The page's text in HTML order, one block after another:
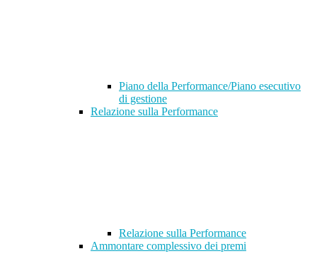
Piano della Performance/Piano esecutivo
di gestione
Relazione sulla Performance
Relazione sulla Performance
Ammontare complessivo dei premi